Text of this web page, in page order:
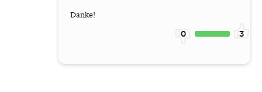
Danke!
0 3